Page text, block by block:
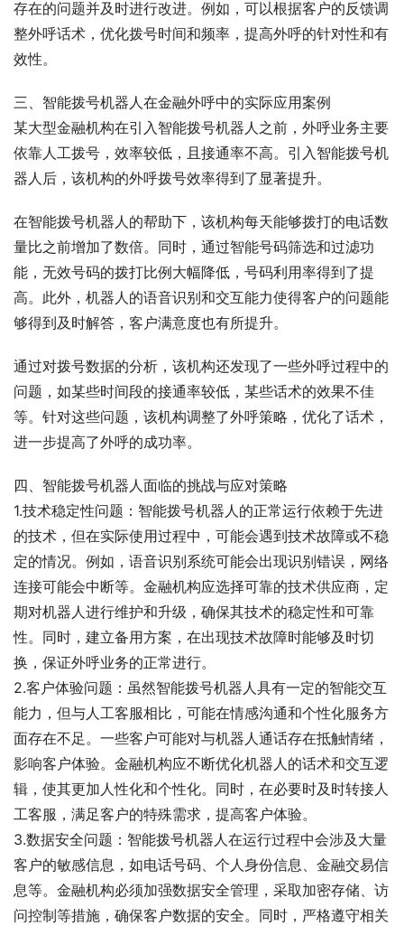
存在的问题并及时进行改进。例如，可以根据客户的反馈调
整外呼话术，优化拨号时间和频率，提高外呼的针对性和有
效性。
三、智能拨号机器人在金融外呼中的实际应用案例
某大型金融机构在引入智能拨号机器人之前，外呼业务主要
依靠人工拨号，效率较低，且接通率不高。引入智能拨号机
器人后，该机构的外呼拨号效率得到了显著提升。
在智能拨号机器人的帮助下，该机构每天能够拨打的电话数
量比之前增加了数倍。同时，通过智能号码筛选和过滤功
能，无效号码的拨打比例大幅降低，号码利用率得到了提
高。此外，机器人的语音识别和交互能力使得客户的问题能
够得到及时解答，客户满意度也有所提升。
通过对拨号数据的分析，该机构还发现了一些外呼过程中的
问题，如某些时间段的接通率较低，某些话术的效果不佳
等。针对这些问题，该机构调整了外呼策略，优化了话术，
进一步提高了外呼的成功率。
四、智能拨号机器人面临的挑战与应对策略
1.技术稳定性问题：智能拨号机器人的正常运行依赖于先进
的技术，但在实际使用过程中，可能会遇到技术故障或不稳
定的情况。例如，语音识别系统可能会出现识别错误，网络
连接可能会中断等。金融机构应选择可靠的技术供应商，定
期对机器人进行维护和升级，确保其技术的稳定性和可靠
性。同时，建立备用方案，在出现技术故障时能够及时切
换，保证外呼业务的正常进行。
2.客户体验问题：虽然智能拨号机器人具有一定的智能交互
能力，但与人工客服相比，可能在情感沟通和个性化服务方
面存在不足。一些客户可能对与机器人通话存在抵触情绪，
影响客户体验。金融机构应不断优化机器人的话术和交互逻
辑，使其更加人性化和个性化。同时，在必要时及时转接人
工客服，满足客户的特殊需求，提高客户体验。
3.数据安全问题：智能拨号机器人在运行过程中会涉及大量
客户的敏感信息，如电话号码、个人身份信息、金融交易信
息等。金融机构必须加强数据安全管理，采取加密存储、访
问控制等措施，确保客户数据的安全。同时，严格遵守相关